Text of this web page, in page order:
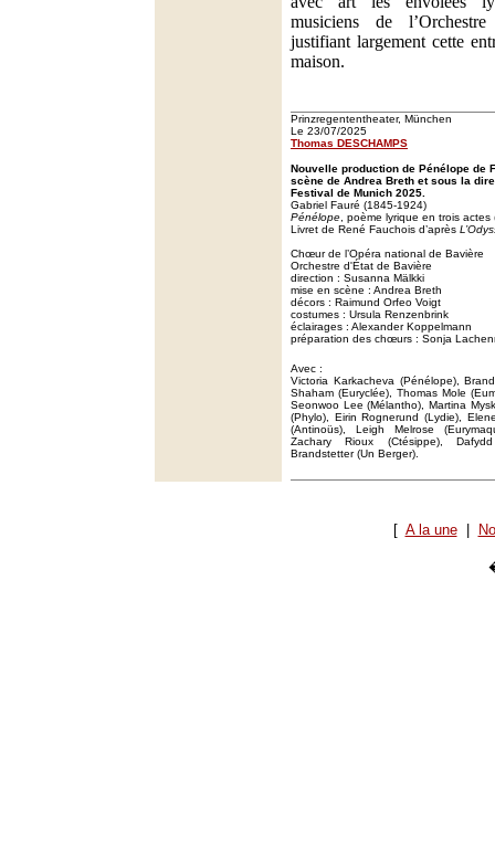
musiciens de
justifiant largement cette
maison.
Prinzregententheater, München
Le 23/07/2025
Thomas DESCHAMPS
Nouvelle production de Pénélope de
scène de Andrea Breth et sous la
Festival de Munich 2025.
Gabriel Fauré (1845-1924)
Pénélope , poème lyrique en trois actes
Livret de René Fauchois d’après
Chœur de l’Opéra national de Bavière
Orchestre d'État de Bavière
direction : Susanna Mälkki
mise en scène : Andrea Breth
décors : Raimund Orfeo Voigt
costumes : Ursula Renzenbrink
éclairages : Alexander Koppelmann
préparation des chœurs : Sonja
Avec :
Victoria Karkacheva (Pénélope),
Shaham (Euryclée), Thomas Mole
Seonwoo Lee (Mélantho), Martina
(Phylo), Eirin Rognerund (Lydie),
(Antinoüs), Leigh Melrose
Zachary Rioux (Ctésippe),
Brandstetter (Un Berger).
[ A la une|